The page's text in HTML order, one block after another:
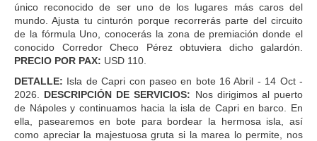
único reconocido de ser uno de los lugares más caros del
mundo. Ajusta tu cinturón porque recorrerás parte del circuito
de la fórmula Uno, conocerás la zona de premiación donde el
conocido Corredor Checo Pérez obtuviera dicho galardón.
PRECIO POR PAX: USD 110.
DETALLE: Isla de Capri con paseo en bote 16 Abril - 14 Oct -
2026. DESCRIPCIÓN DE SERVICIOS: Nos dirigimos al puerto
de Nápoles y continuamos hacia la isla de Capri en barco. En
ella, pasearemos en bote para bordear la hermosa isla, así
como apreciar la majestuosa gruta si la marea lo permite, nos